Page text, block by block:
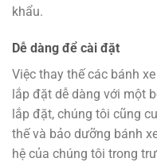
khẩu.
Dễ dàng để cài đặt
Việc thay thế các bánh
lắp đặt dễ dàng với một
lắp đặt, chúng tôi cũng
thế và bảo dưỡng bánh
hệ của chúng tôi trong